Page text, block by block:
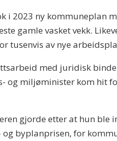
i 2023 ny kommuneplan
gamle vasket vekk.
tusenvis av nye
med juridisk
og miljøminister kom hit
gjorde etter at hun
byplanprisen, for